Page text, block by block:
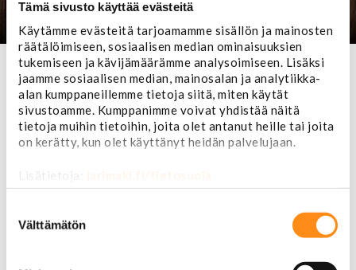
Tämä sivusto käyttää evästeitä
Käytämme evästeitä tarjoamamme sisällön ja mainosten
räätälöimiseen, sosiaalisen median ominaisuuksien
tukemiseen ja kävijämäärämme analysoimiseen. Lisäksi
jaamme sosiaalisen median, mainosalan ja analytiikka-
alan kumppaneillemme tietoja siitä, miten käytät
sivustoamme. Kumppanimme voivat yhdistää näitä
tietoja muihin tietoihin, joita olet antanut heille tai joita
on kerätty, kun olet käyttänyt heidän palvelujaan.
Lisätietoja: jarimaki.fi/tietosuoja
valinta
Välttämätön